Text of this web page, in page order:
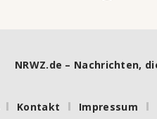
NRWZ.de – Nachrichten,
Kontakt Impressum